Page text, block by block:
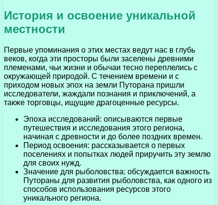
История и освоение уникальной
местности
Первые упоминания о этих местах ведут нас в глубь
веков, когда эти просторы были заселены древними
племенами, чьи жизни и обычаи тесно переплелись с
окружающей природой. С течением времени и с
приходом новых эпох на земли Путорана пришли
исследователи, жаждали познания и приключений, а
также торговцы, ищущие драгоценные ресурсы.
Эпоха исследований: описываются первые
путешествия и исследования этого региона,
начиная с древности и до более поздних времен.
Период освоения: рассказывается о первых
поселениях и попытках людей приручить эту землю
для своих нужд.
Значение для рыболовства: обсуждается важность
Путораны для развития рыболовства, как одного из
способов использования ресурсов этого
уникального региона.